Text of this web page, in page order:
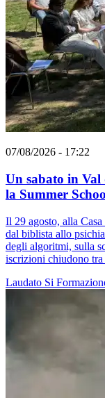
07/08/2026 - 17:22
Un sabato in
la Summer
Il 29 agosto, alla
dal biblista allo
degli algoritmi, sulla
iscrizioni chiudono
Laudato Si